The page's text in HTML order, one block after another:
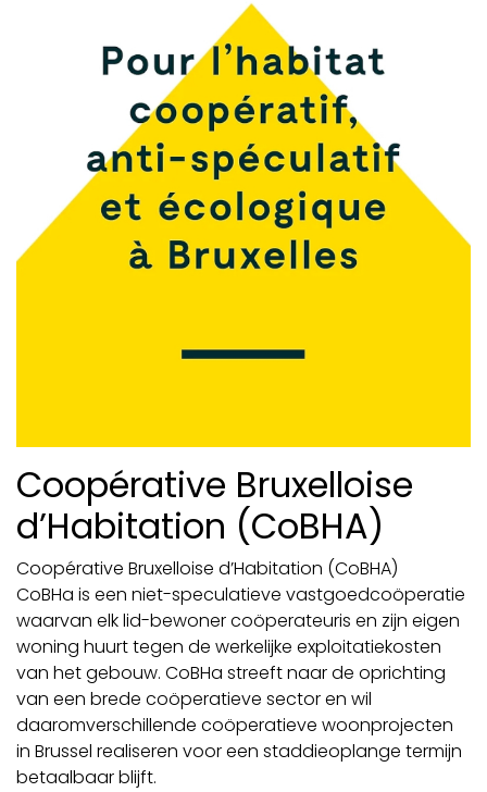
Coopérative Bruxelloise
d’Habitation (CoBHA)
Coopérative Bruxelloise d’Habitation (CoBHA)
CoBHa is een niet-speculatieve vastgoedcoöperatie
waarvan elk lid-bewoner coöperateuris en zijn eigen
woning huurt tegen de werkelijke exploitatiekosten
van het gebouw. CoBHa streeft naar de oprichting
van een brede coöperatieve sector en wil
daaromverschillende coöperatieve woonprojecten
in Brussel realiseren voor een staddieoplange termijn
betaalbaar blijft.